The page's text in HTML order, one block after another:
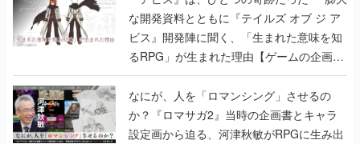
な開発資料とともに『テイルズ オブ ジ ア
ビス』開発陣に聞く、「生まれた意味を知
るRPG」が生まれた理由【ゲームの企画
書】
なにが、人を「ロマンシング」させるの
か？『ロマサガ2』当時の企画書とキャラ
設定画から迫る、河津秋敏がRPGに生み出